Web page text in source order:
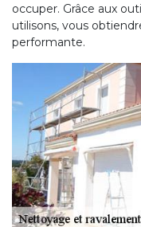
occuper. Grâce aux
utilisons, vous
performante.